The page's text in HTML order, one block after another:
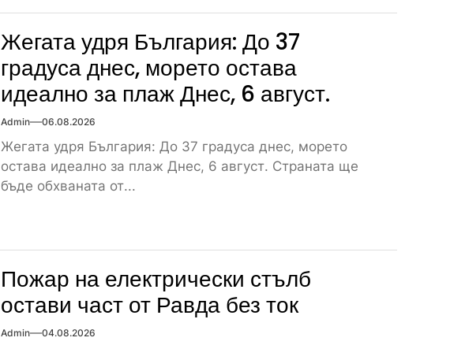
Жегата удря България: До 37
градуса днес, морето остава
идеално за плаж Днес, 6 август.
Admin 06.08.2026
Жегата удря България: До 37 градуса днес, морето
остава идеално за плаж Днес, 6 август. Страната ще
бъде обхваната от...
Пожар на електрически стълб
остави част от Равда без ток
Admin 04.08.2026